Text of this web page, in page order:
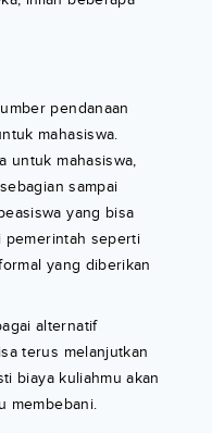
pendanaan
mahasiswa.
untuk mahasiswa,
sampai
yang bisa
pemerintah seperti
yang diberikan
alternatif
terus melanjutkan
biaya kuliahmu akan
membebani.